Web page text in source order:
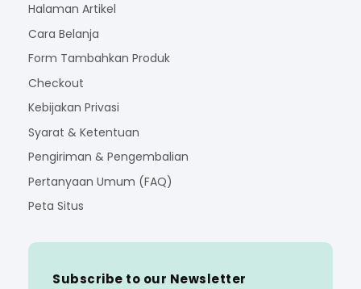
Halaman Artikel
Cara Belanja
Form Tambahkan Produk
Checkout
Kebijakan Privasi
Syarat & Ketentuan
Pengiriman & Pengembalian
Pertanyaan Umum (FAQ)
Peta Situs
Subscribe to our Newsletter